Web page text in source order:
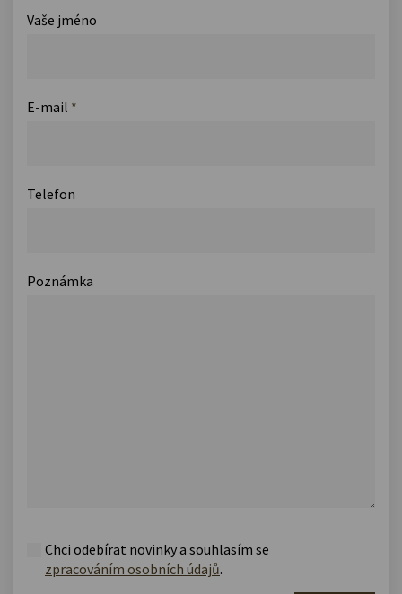
Vaše jméno
E-mail *
Telefon
Poznámka
Chci odebírat novinky a souhlasím se
zpracováním osobních údajů.